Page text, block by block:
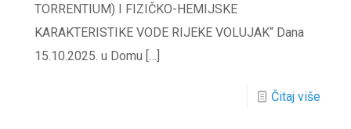
TORRENTIUM) I FIZIČKO-HEMIJSKE
KARAKTERISTIKE VODE RIJEKE VOLUJAK“ Dana
15.10.2025. u Domu […]
Čitaj više